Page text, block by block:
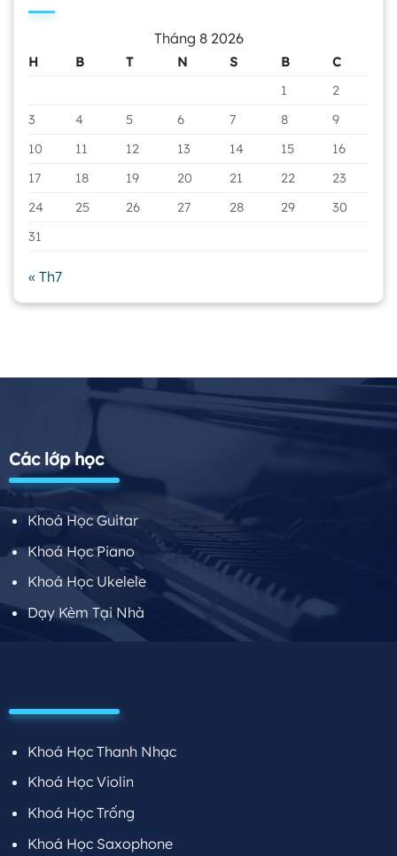
Tháng 8 2026
H B T N S B
C
1
2
3
4 5 6 7 8
9
10
11 12 13 14 15
16
17
18 19 20 21 22
23
24
25 26 27 28 29
30
31
« Th7
Các lớp học
Khoá Học Guitar
Khoá Học Piano
Khoá Học Ukelele
Dạy Kèm Tại Nhà
Khoá Học Thanh Nhạc
Khoá Học Violin
Khoá Học Trống
Khoá Học Saxophone